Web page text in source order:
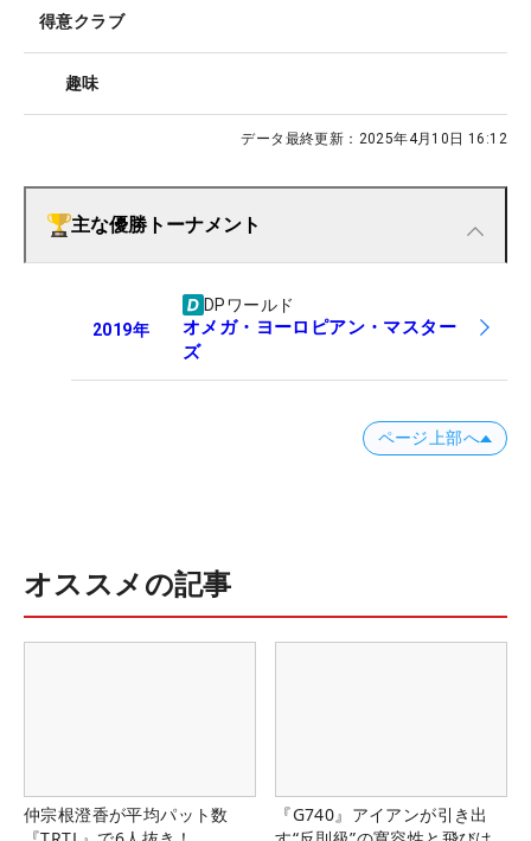
得意クラブ
趣味
データ最終更新： 2025年4月10日 16:12
主な優勝トーナメント
2019年
DPワールド
オメガ・ヨーロピアン・マスター
ズ
ページ上部へ
オススメの記事
仲宗根澄香が平均パット数
『G740』アイアンが引き出